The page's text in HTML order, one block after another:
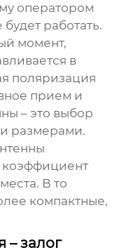
оператором
работать.
момент,
в
поляризация
прием и
– это выбор
размерами.
В то
компактные,
– залог